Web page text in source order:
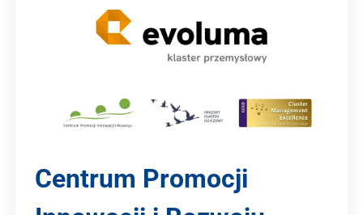
Centrum Promocji